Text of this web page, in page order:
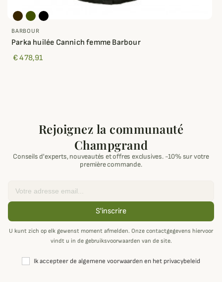
BARBOUR
Parka huilée Cannich femme Barbour
€ 478,91
Rejoignez la communauté
Champgrand
Conseils d'experts, nouveautés et offres exclusives. -10% sur votre
première commande.
S'inscrire
U kunt zich op elk gewenst moment afmelden. Onze contactgegevens hiervoor
vindt u in de gebruiksvoorwaarden van de site.
Ik accepteer de algemene voorwaarden en het privacybeleid